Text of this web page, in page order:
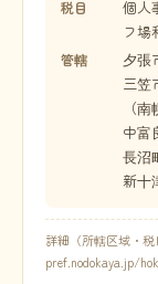
税目
個人
フ場
管轄
夕張
三笠
（
中富
長沼
新十
詳細（所轄区域・
pref.nodokaya.jp/